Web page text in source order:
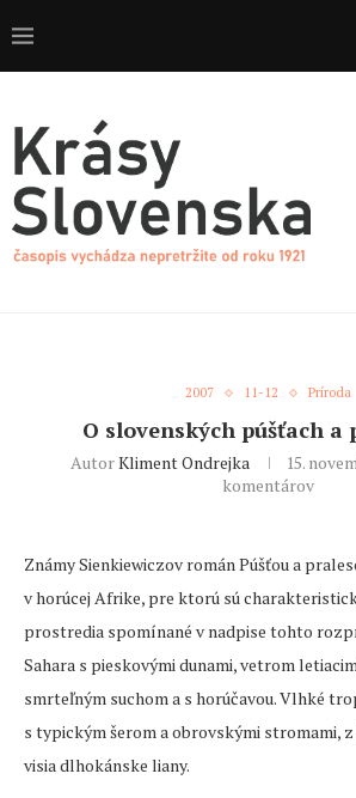
2007 11-12 Príroda
O slovenských púšťach a
AutorKliment Ondrejka 15.
komentárov
Známy Sienkiewiczov román Púšťou a
v horúcej Afrike, pre ktorú sú
prostredia spomínané v nadpise tohto
Sahara s pieskovými dunami, vetrom
smrteľným suchom a s horúčavou. Vlhké
s typickým šerom a obrovskými stromami,
visia dlhokánske liany.